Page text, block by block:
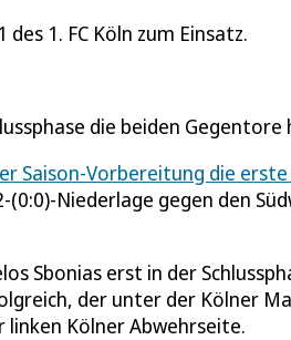
1. FC Köln zum Einsatz.
die beiden Gegentore
Saison-Vorbereitung die
Niederlage gegen den
Sbonias erst in der
der unter der Kölner
Kölner Abwehrseite.